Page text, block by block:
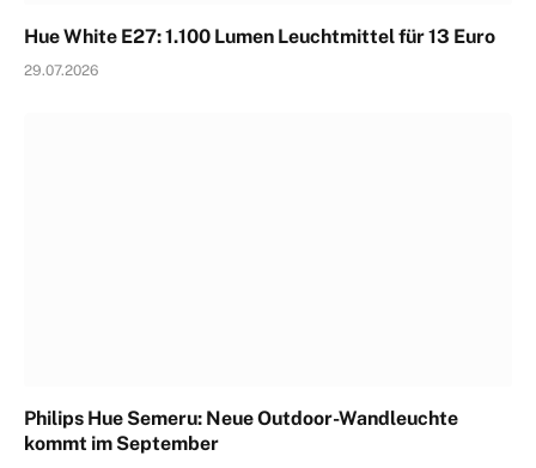
Hue White E27: 1.100 Lumen Leuchtmittel für 13 Euro
29.07.2026
Philips Hue Semeru: Neue Outdoor-Wandleuchte
kommt im September